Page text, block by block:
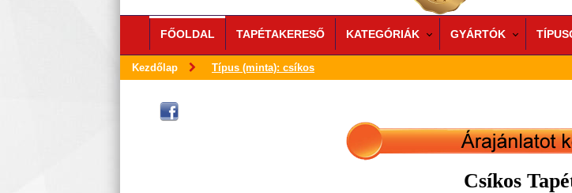
FŐOLDAL TAPÉTAKERESŐ KATEGÓRIÁK GYÁRTÓK
Kezdőlap Típus (minta): csíkos
Csíkos